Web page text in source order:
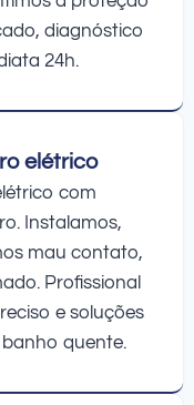
diagnóstico
24h.
elétrico
com
Instalamos,
mau contato,
Profissional
e soluções
quente.